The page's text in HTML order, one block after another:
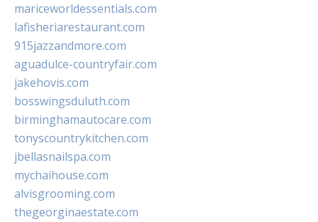
mariceworldessentials.com
lafisheriarestaurant.com
915jazzandmore.com
aguadulce-countryfair.com
jakehovis.com
bosswingsduluth.com
birminghamautocare.com
tonyscountrykitchen.com
jbellasnailspa.com
mychaihouse.com
alvisgrooming.com
thegeorginaestate.com